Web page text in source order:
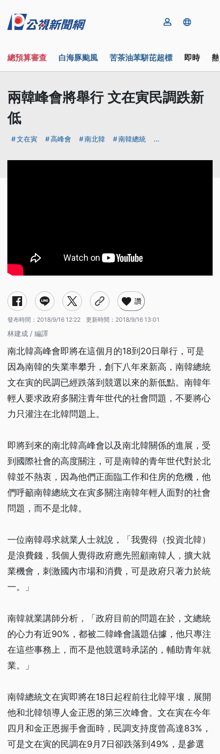
總預算審查 白海豚颱風 苦茶油苯駢芘超標 即時
兩韓峰會將舉行 文在寅民調跌新
低
文在寅 高峰會 南北韓 南韓總統 ...
讚
發布時間： 2018/9/16 12:22 更新時間： 2018/9/16 13:01
林建成 / 編譯
南北韓高峰會即將在這個月的18到20日舉行，可是
因為南韓的失業率攀升，創下八年來新高，南韓總統
文在寅的民調已經跌落到競選以來的新低點。南韓年
輕人要求政府多關注青年世代的社會問題，不要將心
力只灌注在北韓問題上。
即將到來的南北韓高峰會以及南北韓關係的進展，受
到國際社會的高度關注，可是南韓的青年世代對於北
韓並不熱衷，因為他們正面臨工作和住房的危機，他
們呼籲南韓總統文在寅多關注南韓年輕人面對的社會
問題，而不是北韓。
一位南韓尋求就業人士就說，「我覺得（投資北韓）
是浪費錢，我個人覺得政府應先照顧南韓人，擴大就
業機會，刺激國內市場和消費，可是政府只著力於統
一。」
南韓就業講師分析，「政府目前的問題在於，文總統
的心力有近90%，都被二韓峰會議題佔據，他只專注
在這些事務上，而不是他競選時承諾的，輔助青年就
業。」
南韓總統文在寅即將在18日起程前往北韓平壤，展開
他和北韓領導人金正恩的第三次峰會。文在寅在今年
四月和金正恩握手會面時，民調支持度曾高達83%，
可是文在寅的民調在9月7日卻跌落到49%，是參選